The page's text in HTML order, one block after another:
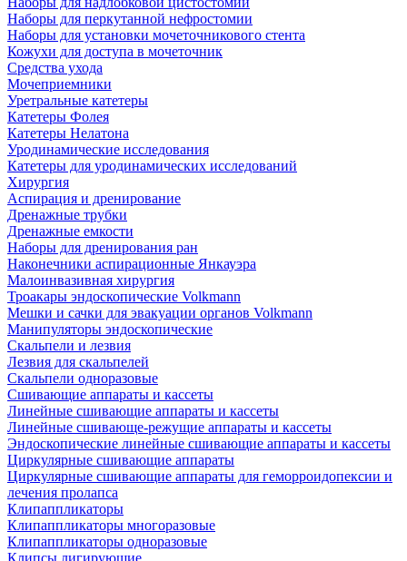
Наборы для перкутанной нефростомии
Наборы для установки мочеточникового стента
Кожухи для доступа в мочеточник
Средства ухода
Мочеприемники
Уретральные катетеры
Катетеры Фолея
Катетеры Нелатона
Уродинамические исследования
Катетеры для уродинамических исследований
Хирургия
Аспирация и дренирование
Дренажные трубки
Дренажные емкости
Наборы для дренирования ран
Наконечники аспирационные Янкауэра
Малоинвазивная хирургия
Троакары эндоскопические Volkmann
Мешки и сачки для эвакуации органов Volkmann
Манипуляторы эндоскопические
Скальпели и лезвия
Лезвия для скальпелей
Скальпели одноразовые
Сшивающие аппараты и кассеты
Линейные сшивающие аппараты и кассеты
Линейные сшивающе-режущие аппараты и кассеты
Эндоскопические линейные сшивающие аппараты и кассеты
Циркулярные сшивающие аппараты
Циркулярные сшивающие аппараты для геморроидопексии и
лечения пролапса
Клипаппликаторы
Клипаппликаторы многоразовые
Клипаппликаторы одноразовые
Клипсы лигирующие